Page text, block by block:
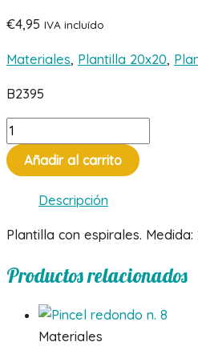
€4,95 IVA incluído
Materiales, Plantilla 20x20,
B2395
Plantilla
espirales
cantidad
Añadir al carrito
Descripción
Plantilla con espirales. Medida:
Productos relacionados
Materiales